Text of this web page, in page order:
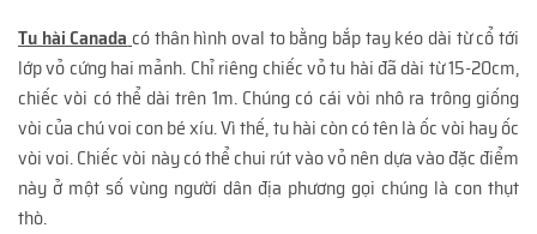
Tu hài Canadacó thân hình oval to bằng bắp tay kéo dài từ cổ tới
lớp vỏ cứng hai mảnh. Chỉ riêng chiếc vỏ tu hài đã dài từ 15-20cm,
chiếc vòi có thể dài trên 1m. Chúng có cái vòi nhô ra trông giống
vòi của chú voi con bé xíu. Vì thế, tu hài còn có tên là ốc vòi hay ốc
vòi voi. Chiếc vòi này có thể chui rút vào vỏ nên dựa vào đặc điểm
này ở một số vùng người dân địa phương gọi chúng là con thụt
thò.